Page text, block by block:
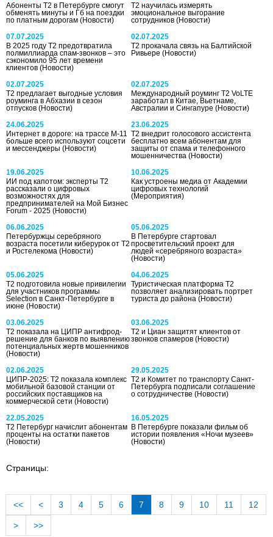
Абоненты Т2 в Петербурге смогут
обменять минуты и Гб на поездки
по платным дорогам (Новости)
Т2 научилась измерять
эмоциональное выгорание
сотрудников(Новости)
07.07.2025
В 2025 году Т2 предотвратила
полмиллиарда спам-звонков – это
сэкономило 95 лет времени
клиентов (Новости)
02.07.2025
T2 прокачала связь на Балтийской
Ривьере(Новости)
02.07.2025
T2 предлагает выгодные условия
роуминга в Абхазии в сезон
отпусков (Новости)
02.07.2025
Международный роуминг Т2 VoLTE
заработал в Китае, Вьетнаме,
Австралии и Сингапуре(Новости)
24.06.2025
Интернет в дороге: на трассе М-11
больше всего используют соцсети
и мессенджеры (Новости)
23.06.2025
Т2 внедрит голосового ассистента
бесплатно всем абонентам для
защиты от спама и телефонного
мошенничества(Новости)
19.06.2025
ИИ под капотом: эксперты T2
рассказали о цифровых
возможностях для
предпринимателей на Мой Бизнес
Forum - 2025 (Новости)
10.06.2025
Как устроены медиа от Академии
цифровых технологий
(Мероприятия)
06.06.2025
Петербуржцы серебряного
возраста посетили киберурок от Т2
и Ростелекома (Новости)
05.06.2025
В Петербурге стартовал
просветительский проект для
людей «серебряного возраста»
(Новости)
05.06.2025
Т2 подготовила новые привилегии
для участников программы
Selection в Санкт-Петербурге в
июне (Новости)
04.06.2025
Туристическая платформа Т2
позволяет анализировать портрет
туриста до района(Новости)
03.06.2025
Т2 показала на ЦИПР антифрод-
решение для банков по выявлению
потенциальных жертв мошенников
(Новости)
03.06.2025
Т2 и Циан защитят клиентов от
звонков спамеров(Новости)
02.06.2025
ЦИПР-2025: Т2 показала комплекс
мобильной базовой станции от
российских поставщиков на
коммерческой сети (Новости)
29.05.2025
T2 и Комитет по транспорту Санкт-
Петербурга подписали соглашение
о сотрудничестве(Новости)
22.05.2025
Т2 Петербург начислит абонентам
проценты на остатки пакетов
(Новости)
16.05.2025
В Петербурге показали фильм об
истории появления «Ночи музеев»
(Новости)
Страницы:
<< < 3 4 5 6 7 8 9 10 11 12
> >>